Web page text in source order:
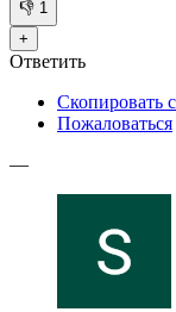
👎 1
+
Ответить
Скопировать
Пожаловаться
—